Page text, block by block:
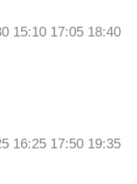
15:10 17:05 18:40
16:25 17:50 19:35